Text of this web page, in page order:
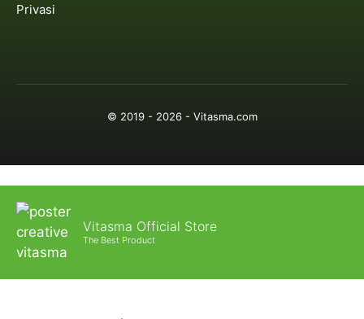
Privasi
© 2019 - 2026 - Vitasma.com
Vitasma Official Store
The Best Product